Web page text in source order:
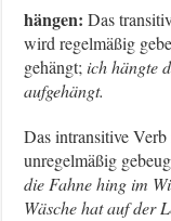
hängen: Das
wird regelmäßig
gehängt;ich hängte
aufgehängt.
Das intransitive
unregelmäßig
die Fahne hing im
Wäsche hat auf der